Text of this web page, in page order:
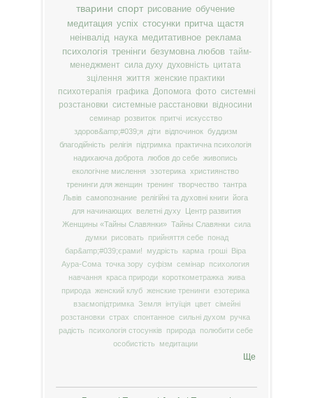
тварини спорт рисование обучение
медитация успіх стосунки притча щастя
неінвалід наука медитативное реклама
психологія тренінги безумовна любов тайм-
менеджмент сила духу духовність цитата
зцілення життя женские практики
психотерапія графика Допомога фото системні
розстановки системные расстановки відносини
семинар розвиток притчі
искусство
здоров&amp;#039;я
діти відпочинок буддизм
благодійність
релігія підтримка
практична психологія
надихаюча доброта
любов до себе живопись
екологічне мислення
эзотерика християнство
тренинги для женщин тренинг творчество тантра
Львів самопознание релігійні та духовні книги йога
для начинающих
велетні духу
Центр развития
Женщины «Тайны Славянки» Тайны Славянки сила
думки
рисовать прийняття себе
понад
бар&amp;#039;єрами!
мудрість карма гроші Віра
Аура-Сома точка зору суфізм семінар психология
навчання
краса природи короткометражка жива
природа женский клуб женские тренинги езотерика
взаємопідтримка Земля інтуїція цвет сімейні
розстановки страх спонтанное сильні духом
ручка
радість
психологія стосунків природа
полюбити себе
особистість
медитации
Ще